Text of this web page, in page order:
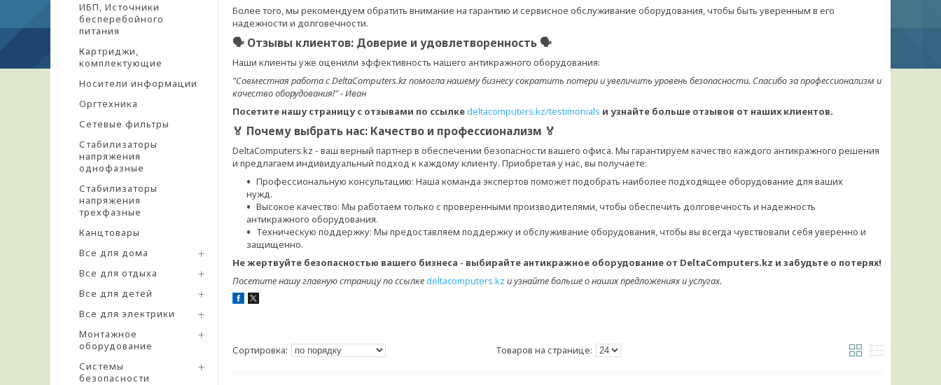
ИБП, Источники
бесперебойного
питания
Картриджи,
комплектующие
Носители информации
Оргтехника
Сетевые фильтры
Стабилизаторы
напряжения
однофазные
Стабилизаторы
напряжения
трехфазные
Канцтовары
Все для дома
Все для отдыха
Все для детей
Все для электрики
Монтажное
оборудование
Системы
безопасности
Более того, мы рекомендуем обратить внимание на гарантию и сервисное обслуживание оборудования, чтобы быть уверенным в его
надежности и долговечности.
🗣 Отзывы клиентов: Доверие и удовлетворенность 🗣
Наши клиенты уже оценили эффективность нашего антикражного оборудования:
"Совместная работа с DeltaComputers.kz помогла нашему бизнесу сократить потери и увеличить уровень безопасности. Спасибо за профессионализм и
качество оборудования!" - Иван
Посетите нашу страницу с отзывами по ссылкеdeltacomputers.kz/testimonials и узнайте больше отзывов от наших клиентов.
🏅 Почему выбрать нас: Качество и профессионализм 🏅
DeltaComputers.kz - ваш верный партнер в обеспечении безопасности вашего офиса. Мы гарантируем качество каждого антикражного решения
и предлагаем индивидуальный подход к каждому клиенту. Приобретая у нас, вы получаете:
Профессиональную консультацию: Наша команда экспертов поможет подобрать наиболее подходящее оборудование для ваших
нужд.
Высокое качество: Мы работаем только с проверенными производителями, чтобы обеспечить долговечность и надежность
антикражного оборудования.
Техническую поддержку: Мы предоставляем поддержку и обслуживание оборудования, чтобы вы всегда чувствовали себя уверенно и
защищенно.
Не жертвуйте безопасностью вашего бизнеса - выбирайте антикражное оборудование от DeltaComputers.kz и забудьте о потерях!
Посетите нашу главную страницу по ссылкеdeltacomputers.kz и узнайте больше о наших предложениях и услугах.